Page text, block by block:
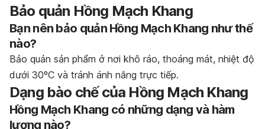
Bảo quản Hồng Mạch Khang
Bạn nên bảo quản Hồng Mạch Khang như thế
nào?
Bảo quản sản phẩm ở nơi khô ráo, thoáng mát, nhiệt độ
dưới 30ºC và tránh ánh nắng trực tiếp.
Dạng bào chế của Hồng Mạch Khang
Hồng Mạch Khang có những dạng và hàm
lượng nào?